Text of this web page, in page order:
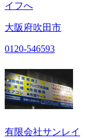
イフへ
大阪府吹田市
0120-546593
有限会社サンレイ